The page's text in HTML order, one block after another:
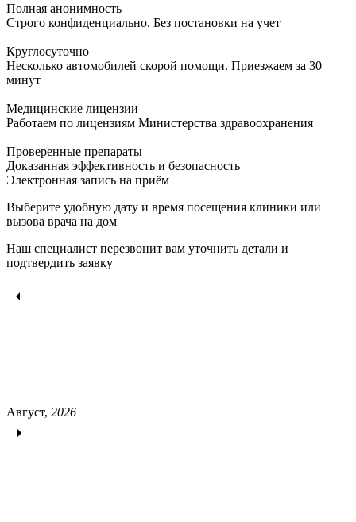
Полная анонимность
Строго конфиденциально. Без постановки на учет
Круглосуточно
Несколько автомобилей скорой помощи. Приезжаем за 30
минут
Медицинские лицензии
Работаем по лицензиям Министерства здравоохранения
Проверенные препараты
Доказанная эффективность и безопасность
Электронная запись на приём
Выберите удобную дату и время посещения клиники или
вызова врача на дом
Наш специалист перезвонит вам уточнить детали и
подтвердить заявку
Август, 2026